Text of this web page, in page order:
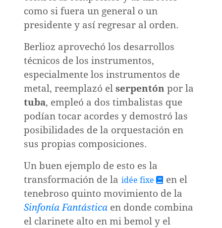
como si fuera un general o un
presidente y así regresar al orden.
Berlioz aprovechó los desarrollos
técnicos de los instrumentos,
especialmente los instrumentos de
metal, reemplazó el serpentón por la
tuba, empleó a dos timbalistas que
podían tocar acordes y demostró las
posibilidades de la orquestación en
sus propias composiciones.
Un buen ejemplo de esto es la
transformación de la idée fixe
en el
tenebroso quinto movimiento de la
Sinfonía Fantástica en donde combina
el clarinete alto en mi bemol y el